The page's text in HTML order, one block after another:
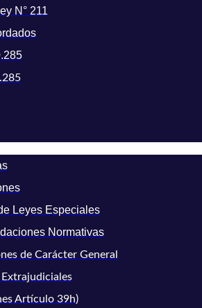
N° 211
Leyes Especiales
Normativas
de Carácter General
Artículo 39h)